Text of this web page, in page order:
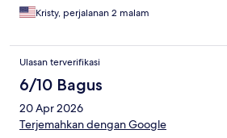
fridge, but no microwave or
to ask. Overall, this was a nice place to
definitely recommend!
Kristy, perjalanan 2 malam
Ulasan terverifikasi
6/10 Bagus
20 Apr 2026
Terjemahkan dengan Google